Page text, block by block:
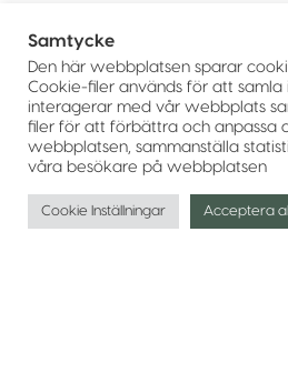
Samtycke
Den här webbplatsen sparar
Cookie-filer används för att
interagerar med vår webbplats
filer för att förbättra och anpassa
webbplatsen, sammanställa
våra besökare på webbplatsen
Cookie Inställningar Acceptera